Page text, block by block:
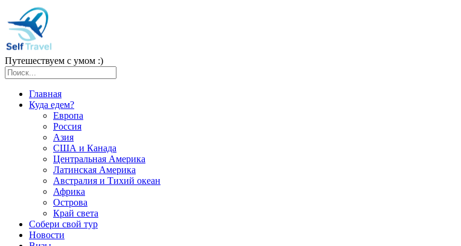
Путешествуем с умом :)
Главная
Куда едем?
Европа
Россия
Азия
США и Канада
Центральная Америка
Латинская Америка
Австралия и Тихий океан
Африка
Острова
Край света
Собери свой тур
Новости